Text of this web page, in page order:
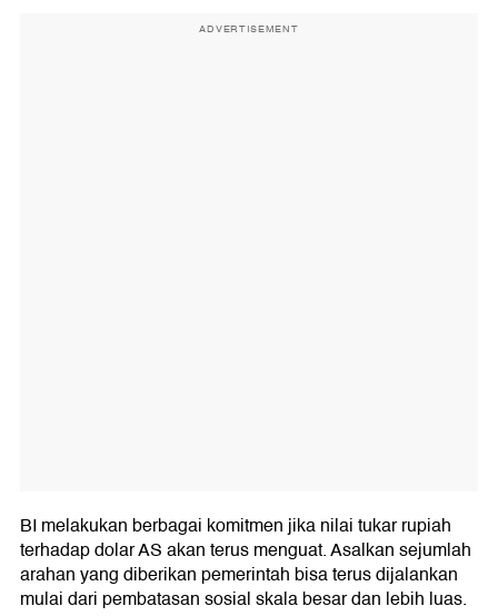
ADVERTISEMENT
BI melakukan berbagai komitmen jika nilai tukar rupiah
terhadap dolar AS akan terus menguat. Asalkan sejumlah
arahan yang diberikan pemerintah bisa terus dijalankan
mulai dari pembatasan sosial skala besar dan lebih luas.